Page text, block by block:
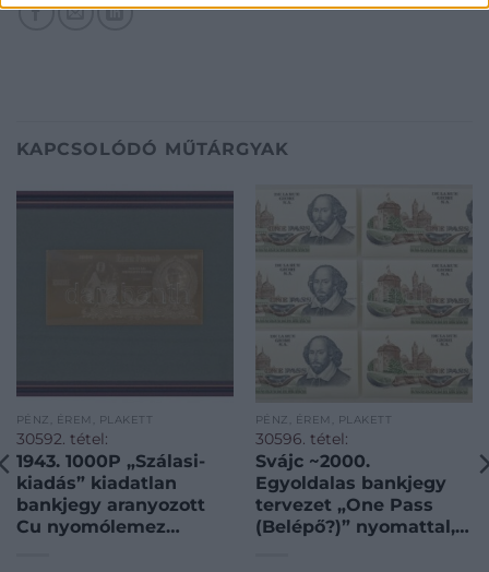
KAPCSOLÓDÓ MŰTÁRGYAK
PÉNZ, ÉREM, PLAKETT
30592. tétel:
1943. 1000P „Szálasi-
kiadás” kiadatlan
bankjegy aranyozott
Cu nyomólemez
PÉNZ, ÉREM, PLAKETT
30596. tétel:
Svájc ~2000.
Egyoldalas bankjegy
tervezet „One Pass
(Belépő?)” nyomattal,